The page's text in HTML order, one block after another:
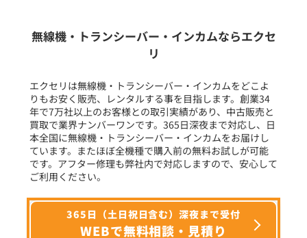
フリーワード入力(製品名等)
選択条件をリセット
無線機・トランシーバー・インカムならエクセ
リ
エクセリは無線機・トランシーバー・インカムをどこよ
りもお安く販売、レンタルする事を目指します。創業34
年で7万社以上のお客様との取引実績があり、中古販売と
買取で業界ナンバーワンです。365日深夜まで対応し、日
本全国に無線機・トランシーバー・インカムをお届けし
ています。またほぼ全機種で購入前の無料お試しが可能
です。アフター修理も弊社内で対応しますので、安心して
ご利用ください。
365日（土日祝日含む）深夜まで受付
WEBで無料相談・見積り